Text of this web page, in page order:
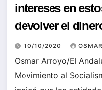
intereses en
devolver el
10/10/2020 OSMAR
Osmar Arroyo/El
Movimiento al